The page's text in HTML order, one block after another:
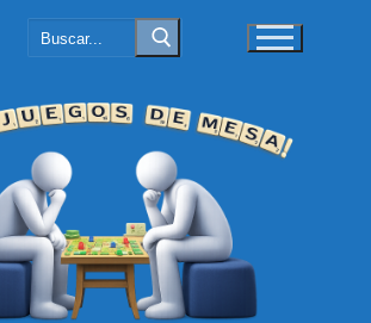
Buscar: